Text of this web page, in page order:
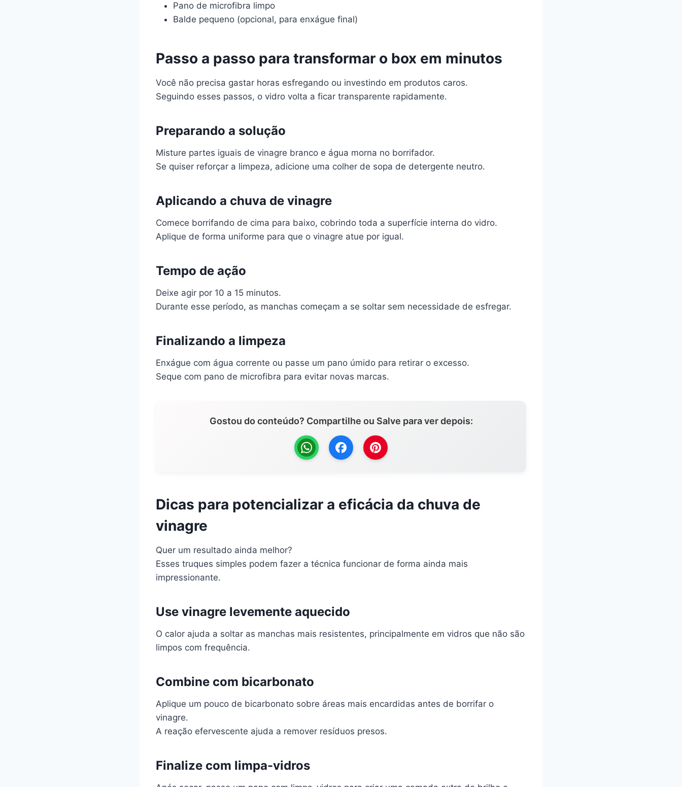
Pano de microfibra limpo
Balde pequeno (opcional, para enxágue final)
Passo a passo para transformar o box em minutos
Você não precisa gastar horas esfregando ou investindo em produtos caros.
Seguindo esses passos, o vidro volta a ficar transparente rapidamente.
Preparando a solução
Misture partes iguais de vinagre branco e água morna no borrifador.
Se quiser reforçar a limpeza, adicione uma colher de sopa de detergente neutro.
Aplicando a chuva de vinagre
Comece borrifando de cima para baixo, cobrindo toda a superfície interna do vidro.
Aplique de forma uniforme para que o vinagre atue por igual.
Tempo de ação
Deixe agir por 10 a 15 minutos.
Durante esse período, as manchas começam a se soltar sem necessidade de esfregar.
Finalizando a limpeza
Enxágue com água corrente ou passe um pano úmido para retirar o excesso.
Seque com pano de microfibra para evitar novas marcas.
Gostou do conteúdo? Compartilhe ou Salve para ver depois:
Dicas para potencializar a eficácia da chuva de
vinagre
Quer um resultado ainda melhor?
Esses truques simples podem fazer a técnica funcionar de forma ainda mais
impressionante.
Use vinagre levemente aquecido
O calor ajuda a soltar as manchas mais resistentes, principalmente em vidros que não são
limpos com frequência.
Combine com bicarbonato
Aplique um pouco de bicarbonato sobre áreas mais encardidas antes de borrifar o
vinagre.
A reação efervescente ajuda a remover resíduos presos.
Finalize com limpa-vidros